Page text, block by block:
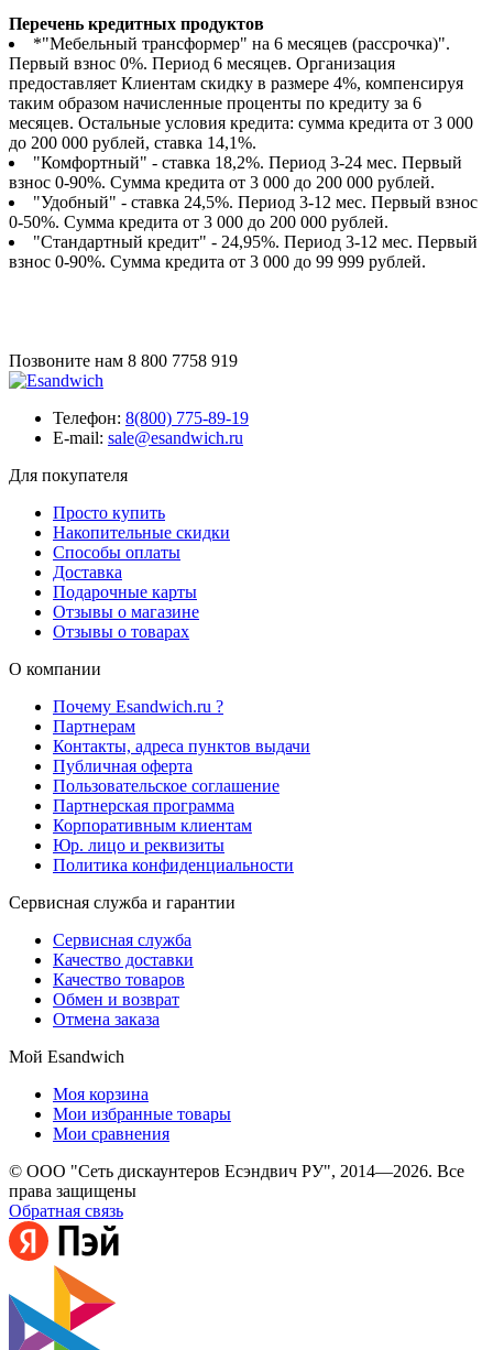
Перечень кредитных продуктов
*"Мебельный трансформер" на 6 месяцев (рассрочка)".
Первый взнос 0%. Период 6 месяцев. Организация
предоставляет Клиентам скидку в размере 4%, компенсируя
таким образом начисленные проценты по кредиту за 6
месяцев. Остальные условия кредита: сумма кредита от 3 000
до 200 000 рублей, ставка 14,1%.
"Комфортный" - ставка 18,2%. Период 3-24 мес. Первый
взнос 0-90%. Сумма кредита от 3 000 до 200 000 рублей.
"Удобный" - ставка 24,5%. Период 3-12 мес. Первый взнос
0-50%. Сумма кредита от 3 000 до 200 000 рублей.
"Стандартный кредит" - 24,95%. Период 3-12 мес. Первый
взнос 0-90%. Сумма кредита от 3 000 до 99 999 рублей.
Позвоните нам 8 800 7758 919
Телефон: 8(800) 775-89-19
E-mail: sale@esandwich.ru
Для покупателя
Просто купить
Накопительные скидки
Способы оплаты
Доставка
Подарочные карты
Отзывы о магазине
Отзывы о товарах
О компании
Почему Esandwich.ru ?
Партнерам
Контакты, адреса пунктов выдачи
Публичная оферта
Пользовательское соглашение
Партнерская программа
Корпоративным клиентам
Юр. лицо и реквизиты
Политика конфиденциальности
Сервисная служба и гарантии
Сервисная служба
Качество доставки
Качество товаров
Обмен и возврат
Отмена заказа
Мой Esandwich
Моя корзина
Мои избранные товары
Мои сравнения
© ООО "Сеть дискаунтеров Есэндвич РУ", 2014—2026. Все
права защищены
Обратная связь